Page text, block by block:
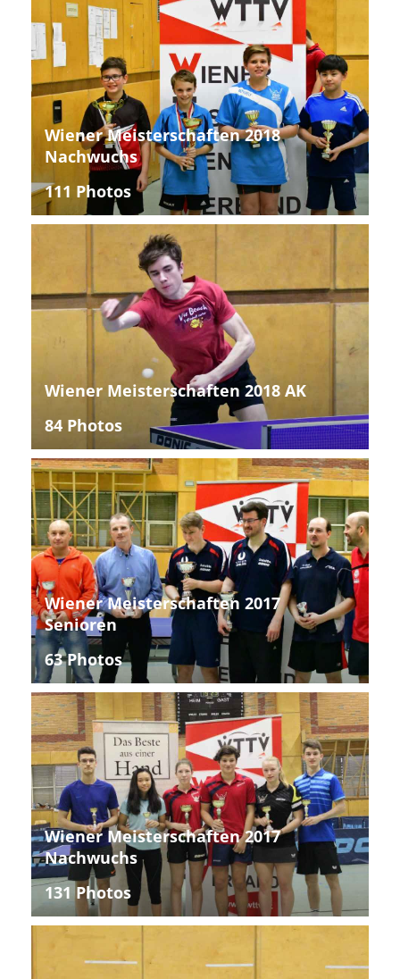
Wiener Meisterschaften 2018
Nachwuchs
111 Photos
Wiener Meisterschaften 2018 AK
84 Photos
Wiener Meisterschaften 2017
Senioren
63 Photos
Wiener Meisterschaften 2017
Nachwuchs
131 Photos